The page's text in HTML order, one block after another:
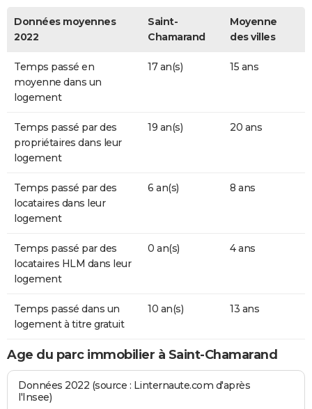
Données moyennes
2022
Saint-
Chamarand
Moyenne
des villes
Temps passé en
moyenne dans un
logement
17 an(s) 15 ans
Temps passé par des
propriétaires dans leur
logement
19 an(s) 20 ans
Temps passé par des
locataires dans leur
logement
6 an(s) 8 ans
Temps passé par des
locataires HLM dans leur
logement
0 an(s) 4 ans
Temps passé dans un
logement à titre gratuit
10 an(s) 13 ans
Age du parc immobilier à Saint-Chamarand
Données 2022 (source : Linternaute.com d'après
l'Insee)